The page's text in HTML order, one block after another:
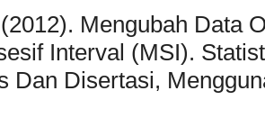
Mengubah Data
Interval (MSI).
Dan Disertasi,